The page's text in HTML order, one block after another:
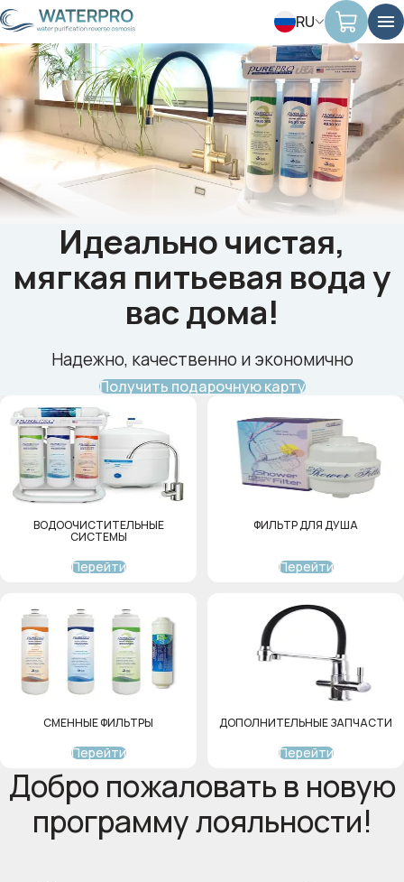
RU
Идеально чистая,
мягкая питьевая вода у
вас дома!
Надежно, качественно и экономично
Получить подарочную карту
ВОДООЧИСТИТЕЛЬНЫЕ
СИСТЕМЫ
Перейти
ФИЛЬТР ДЛЯ ДУША
Перейти
СМЕННЫЕ ФИЛЬТРЫ
Перейти
ДОПОЛНИТЕЛЬНЫЕ ЗАПЧАСТИ
Перейти
Добро пожаловать в новую
программу лояльности!